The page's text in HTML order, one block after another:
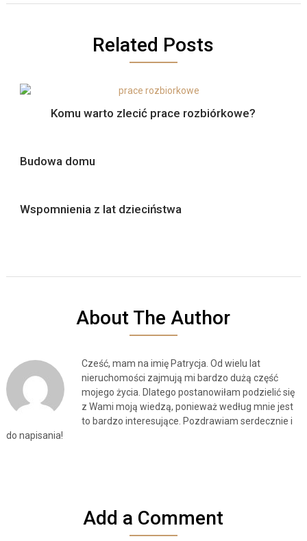
Related Posts
Komu warto zlecić prace rozbiórkowe?
Budowa domu
Wspomnienia z lat dzieciństwa
About The Author
Cześć, mam na imię Patrycja. Od wielu lat
nieruchomości zajmują mi bardzo dużą część
mojego życia. Dlatego postanowiłam podzielić się
z Wami moją wiedzą, ponieważ według mnie jest
to bardzo interesujące. Pozdrawiam serdecznie i
do napisania!
Add a Comment